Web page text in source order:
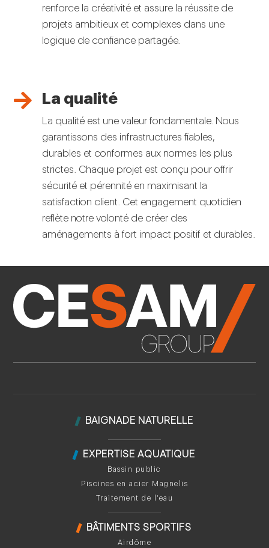
renforce la créativité et assure la réussite de
projets ambitieux et complexes dans une
logique de confiance partagée.
 La qualité
La qualité est une valeur fondamentale. Nous
garantissons des infrastructures fiables,
durables et conformes aux normes les plus
strictes. Chaque projet est conçu pour offrir
sécurité et pérennité en maximisant la
satisfaction client. Cet engagement quotidien
reflète notre volonté de créer des
aménagements à fort impact positif et durables.
BAIGNADE NATURELLE
EXPERTISE AQUATIQUE
Bassin public
Piscines en acier Magnelis
Traitement de l’eau
BÂTIMENTS SPORTIFS
Airdôme